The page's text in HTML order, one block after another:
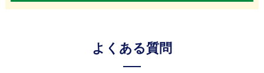
よくある質問